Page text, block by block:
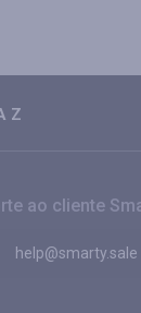
Z
ao cliente
help@smarty.sale